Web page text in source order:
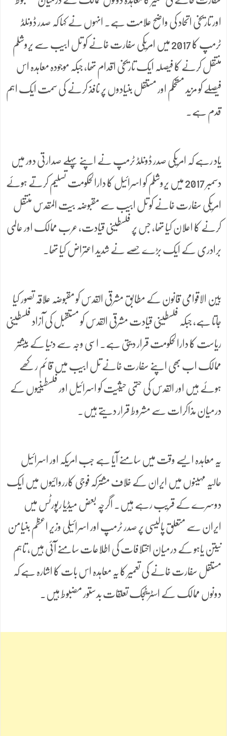
اور تاریخی اتحاد کی واضح علامت ہے۔ انہوں نے کہا کہ صدر ڈونلڈ
ٹرمپ کا 2017 میں امریکی سفارت خانے کو تل ابیب سے یروشلم
منتقل کرنے کا فیصلہ ایک تاریخی اقدام تھا، جبکہ موجودہ معاہدہ اس
فیصلے کو مزید مستحکم اور مستقل بنیادوں پر نافذ کرنے کی سمت ایک اہم
قدم ہے۔
یاد رہے کہ امریکی صدر ڈونلڈ ٹرمپ نے اپنے پہلے صدارتی دور میں
دسمبر 2017 میں یروشلم کو اسرائیل کا دارالحکومت تسلیم کرتے ہوئے
امریکی سفارت خانے کو تل ابیب سے مقبوضہ بیت المقدس منتقل
کرنے کا اعلان کیا تھا، جس پر فلسطینی قیادت، عرب ممالک اور عالمی
برادری کے ایک بڑے حصے نے شدید اعتراض کیا تھا۔
بین الاقوامی قانون کے مطابق مشرقی القدس کو مقبوضہ علاقہ تصور کیا
جاتا ہے، جبکہ فلسطینی قیادت مشرقی القدس کو مستقبل کی آزاد فلسطینی
ریاست کا دارالحکومت قرار دیتی ہے۔ اسی وجہ سے دنیا کے بیشتر
ممالک اب بھی اپنے سفارت خانے تل ابیب میں قائم رکھے
ہوئے ہیں اور القدس کی حتمی حیثیت کو اسرائیل اور فلسطینیوں کے
درمیان مذاکرات سے مشروط قرار دیتے ہیں۔
یہ معاہدہ ایسے وقت میں سامنے آیا ہے جب امریکہ اور اسرائیل
حالیہ مہینوں میں ایران کے خلاف مشترکہ فوجی کارروائیوں میں ایک
دوسرے کے قریب رہے ہیں۔ اگرچہ بعض میڈیا رپورٹس میں
ایران سے متعلق پالیسی پر صدر ٹرمپ اور اسرائیلی وزیر اعظم بنیامن
نیتن یاہو کے درمیان اختلافات کی اطلاعات سامنے آئی ہیں، تاہم
مستقل سفارت خانے کی تعمیر کا یہ معاہدہ اس بات کا اشارہ ہے کہ
دونوں ممالک کے اسٹریٹجک تعلقات بدستور مضبوط ہیں۔